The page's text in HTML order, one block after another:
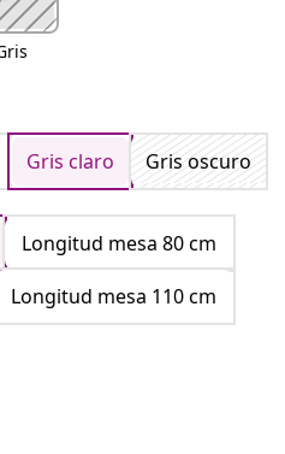
Gris claro
Gris oscuro
Longitud mesa 80 cm
Longitud mesa 110 cm